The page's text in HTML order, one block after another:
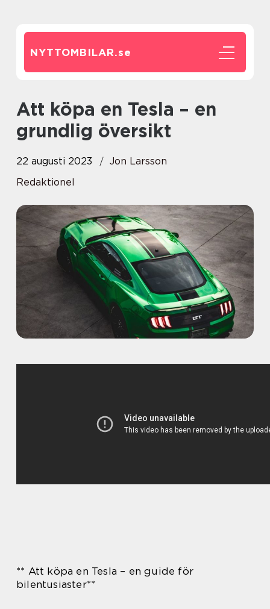
NYTTOMBILAR.se
Att köpa en Tesla – en
grundlig översikt
22 augusti 2023
Jon Larsson
Redaktionel
** Att köpa en Tesla – en guide för
bilentusiaster**